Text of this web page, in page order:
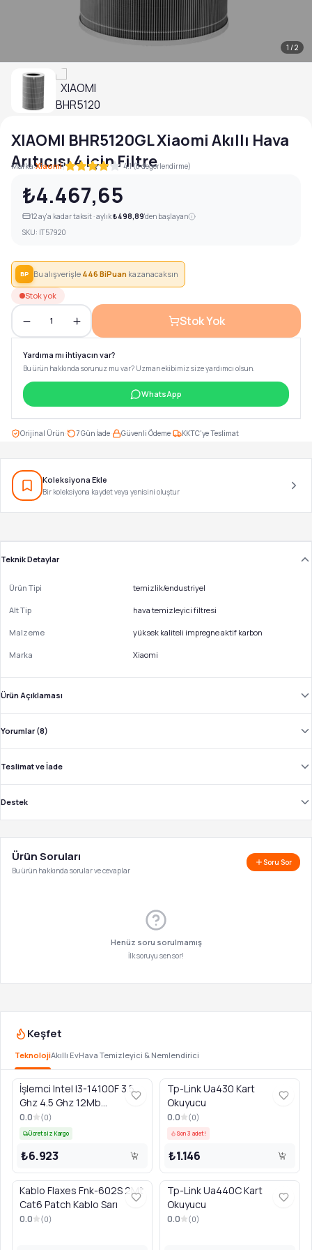
1 /2
XIAOMI BHR5120GL Xiaomi Akıllı Hava
Arıtıcısı 4 için Filtre
Marka:Xiaomi| 4.1 (8 değerlendirme)
₺4.467,65
12ay'a kadar taksit · aylık₺498,89'den başlayan
SKU: IT57920
BP Bu alışverişle 446 BiPuan kazanacaksın
Stok yok
1 Stok Yok
Yardıma mı ihtiyacın var?
Bu ürün hakkında sorunuz mu var? Uzman ekibimiz size yardımcı olsun.
WhatsApp
Orijinal Ürün 7 Gün İade Güvenli Ödeme KKTC'ye Teslimat
Koleksiyona Ekle
Bir koleksiyona kaydet veya yenisini oluştur
Teknik Detaylar
Ürün Tipi temizlik/endustriyel
Alt Tip hava temizleyici filtresi
Malzeme yüksek kaliteli impregne aktif karbon
Marka Xiaomi
Ürün Açıklaması
Yorumlar (8)
Teslimat ve İade
Destek
Ürün Soruları
Bu ürün hakkında sorular ve cevaplar
Soru Sor
Henüz soru sorulmamış
İlk soruyu sen sor!
Keşfet
TeknolojiAkıllı EvHava Temizleyici & Nemlendirici
İşlemci Intel I3-14100F 3.5
Ghz 4.5 Ghz 12Mb
Lga1700P - Tray
0.0 (0)
Ücretsiz Kargo
₺6.923
Tp-Link Ua430 Kart
Okuyucu
0.0 (0)
Son 3 adet!
₺1.146
Kablo Flaxes Fnk-602S 2Mt
Cat6 Patch Kablo Sarı
0.0 (0)
Tp-Link Ua440C Kart
Okuyucu
0.0 (0)